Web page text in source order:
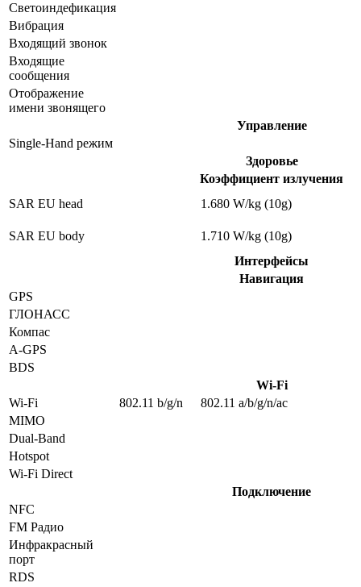
Светоиндефикация
Вибрация
Входящий звонок
Входящие
сообщения
Отображение
имени звонящего
Управление
Single-Hand режим
Здоровье
Коэффициент излучения
SAR EU head
1.680 W/kg (10g)
SAR EU body
1.710 W/kg (10g)
Интерфейсы
Навигация
GPS
ГЛОНАСС
Компас
A-GPS
BDS
Wi-Fi
Wi-Fi
802.11 b/g/n
802.11 a/b/g/n/ac
MIMO
Dual-Band
Hotspot
Wi-Fi Direct
Подключение
NFC
FM Радио
Инфракрасный
порт
RDS